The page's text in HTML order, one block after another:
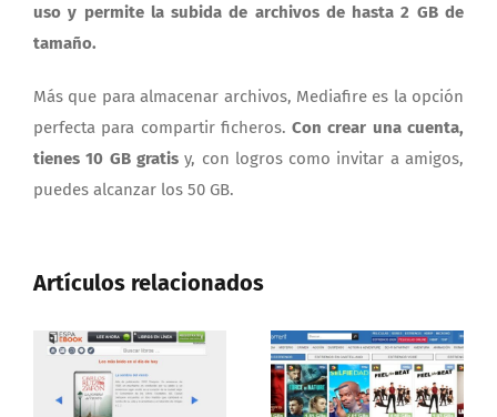
uso y permite la subida de archivos de hasta 2 GB de
tamaño.
Más que para almacenar archivos, Mediafire es la opción
perfecta para compartir ficheros.Con crear una cuenta,
tienes 10 GB gratisy, con logros como invitar a amigos,
puedes alcanzar los 50 GB.
Artículos relacionados